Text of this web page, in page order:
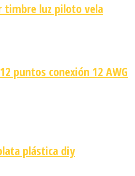
timbre luz piloto vela
puntos conexión 12 AWG
plástica diy